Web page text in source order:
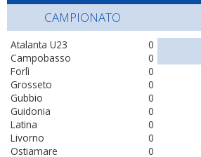
CAMPIONATO
0
Atalanta U23
0
Campobasso
0
Forlì
0
Grosseto
0
Gubbio
0
Guidonia
0
Latina
0
Livorno
0
Ostiamare